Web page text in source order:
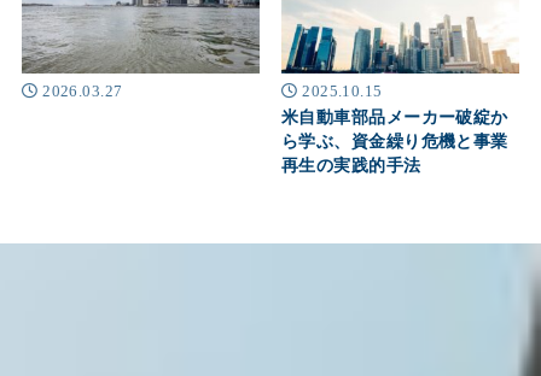
2026.03.27 2025.10.15
米自動車部品メーカー破綻か
ら学ぶ、資金繰り危機と事業
再生の実践的手法